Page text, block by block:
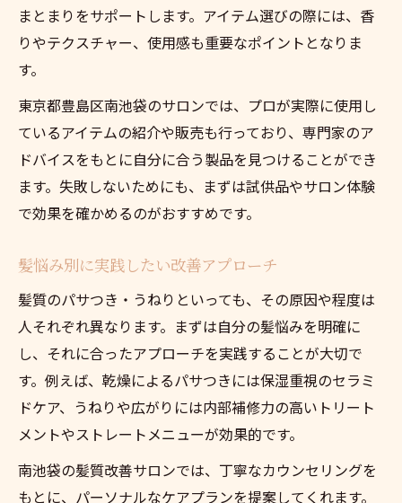
まとまりをサポートします。アイテム選びの際には、香
りやテクスチャー、使用感も重要なポイントとなりま
す。
東京都豊島区南池袋のサロンでは、プロが実際に使用し
ているアイテムの紹介や販売も行っており、専門家のア
ドバイスをもとに自分に合う製品を見つけることができ
ます。失敗しないためにも、まずは試供品やサロン体験
で効果を確かめるのがおすすめです。
髪悩み別に実践したい改善アプローチ
髪質のパサつき・うねりといっても、その原因や程度は
人それぞれ異なります。まずは自分の髪悩みを明確に
し、それに合ったアプローチを実践することが大切で
す。例えば、乾燥によるパサつきには保湿重視のセラミ
ドケア、うねりや広がりには内部補修力の高いトリート
メントやストレートメニューが効果的です。
南池袋の髪質改善サロンでは、丁寧なカウンセリングを
もとに、パーソナルなケアプランを提案してくれます。